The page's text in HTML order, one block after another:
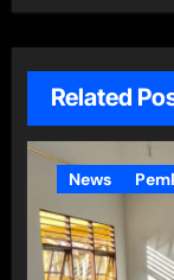
Related
News